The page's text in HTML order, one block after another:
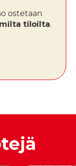
ostetaan
tiloilta